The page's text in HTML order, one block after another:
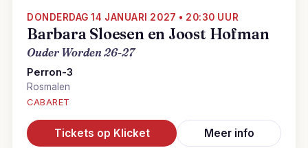
DONDERDAG 14 JANUARI 2027 • 20:30 UUR
Barbara Sloesen en Joost Hofman
Ouder Worden 26-27
Perron-3
Rosmalen
CABARET
Tickets op Klicket Meer info